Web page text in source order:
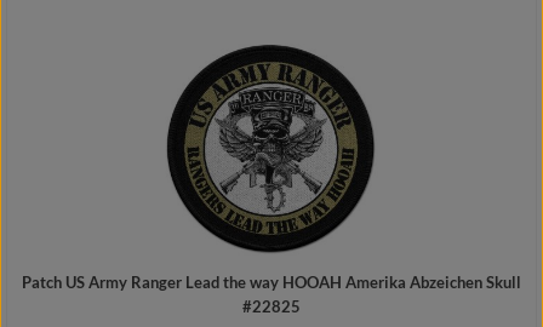
Patch US Army Ranger Lead the way HOOAH Amerika Abzeichen Skull
#22825